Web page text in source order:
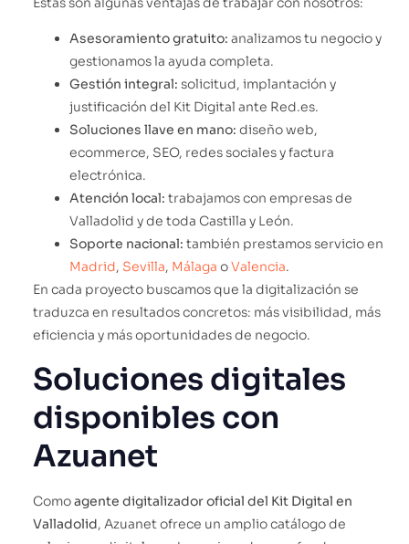
Asesoramiento gratuito: analizamos tu negocio y
gestionamos la ayuda completa.
Gestión integral: solicitud, implantación y
justificación del Kit Digital ante Red.es.
Soluciones llave en mano: diseño web,
ecommerce, SEO, redes sociales y factura
electrónica.
Atención local: trabajamos con empresas de
Valladolid y de toda Castilla y León.
Soporte nacional: también prestamos servicio en
Madrid, Sevilla, Málaga oValencia.
En cada proyecto buscamos que la digitalización se
traduzca en resultados concretos: más visibilidad, más
eficiencia y más oportunidades de negocio.
Soluciones digitales
disponibles con
Azuanet
Comoagente digitalizador oficial del Kit Digital en
Valladolid, Azuanet ofrece un amplio catálogo de